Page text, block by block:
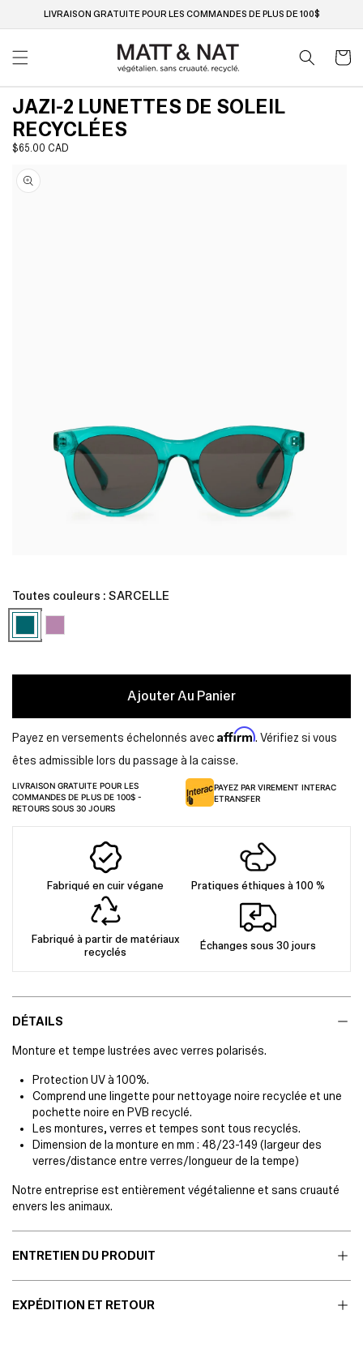
et passer
LIVRAISON GRATUITE POUR LES COMMANDES DE PLUS DE 100$
Panier
JAZI-2 LUNETTES DE SOLEIL
RECYCLÉES
Prix
$65.00 CAD
informations
produits
dans
fenêtre
Toutes couleurs : SARCELLE
Ajouter Au Panier
Payez en versements échelonnés avec Affirm. Vérifiez si vous
êtes admissible lors du passage à la caisse.
LIVRAISON GRATUITE POUR LES
COMMANDES DE PLUS DE 100$ -
RETOURS SOUS 30 JOURS
PAYEZ PAR VIREMENT INTERAC
ETRANSFER
Fabriqué en cuir végane Pratiques éthiques à 100 %
Fabriqué à partir de matériaux
recyclés
Échanges sous 30 jours
DÉTAILS
Monture et tempe lustrées avec verres polarisés.
Protection UV à 100%.
Comprend une lingette pour nettoyage noire recyclée et une
pochette noire en PVB recyclé.
Les montures, verres et tempes sont tous recyclés.
Dimension de la monture en mm : 48/23-149 (largeur des
verres/distance entre verres/longueur de la tempe)
Notre entreprise est entièrement végétalienne et sans cruauté
envers les animaux.
ENTRETIEN DU PRODUIT
EXPÉDITION ET RETOUR